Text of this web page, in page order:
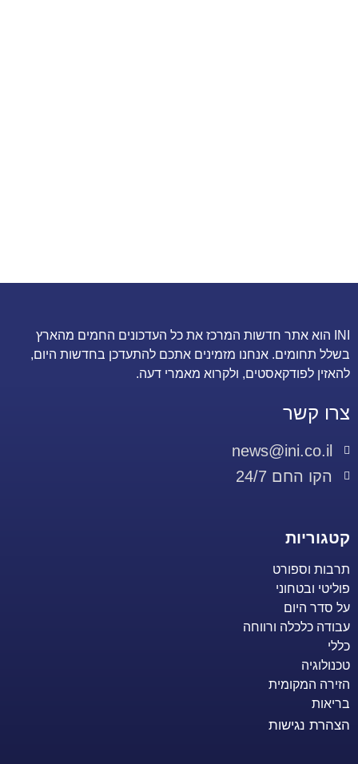
INI הוא אתר חדשות המרכז את כל העדכונים החמים מהארץ
בשלל תחומים. אנחנו מזמינים אתכם להתעדכן בחדשות היום,
להאזין לפודקאסטים, ולקרוא מאמרי דעה.
צרו קשר
news@ini.co.il
הקו החם 24/7
קטגוריות
תרבות וספורט
פוליטי ובטחוני
על סדר היום
עבודה כלכלה ורווחה
כללי
טכנולוגיה
הזירה המקומית
בריאות
הצהרת נגישות